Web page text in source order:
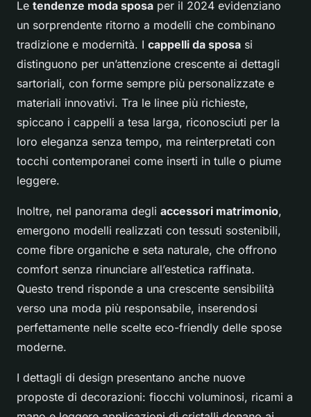
Le tendenze moda sposa per il 2024 evidenziano
un sorprendente ritorno a modelli che combinano
tradizione e modernità. I cappelli da sposa si
distinguono per un’attenzione crescente ai dettagli
sartoriali, con forme sempre più personalizzate e
materiali innovativi. Tra le linee più richieste,
spiccano i cappelli a tesa larga, riconosciuti per la
loro eleganza senza tempo, ma reinterpretati con
tocchi contemporanei come inserti in tulle o piume
leggere.
Inoltre, nel panorama degli accessori matrimonio,
emergono modelli realizzati con tessuti sostenibili,
come fibre organiche e seta naturale, che offrono
comfort senza rinunciare all’estetica raffinata.
Questo trend risponde a una crescente sensibilità
verso una moda più responsabile, inserendosi
perfettamente nelle scelte eco-friendly delle spose
moderne.
I dettagli di design presentano anche nuove
proposte di decorazioni: fiocchi voluminosi, ricami a